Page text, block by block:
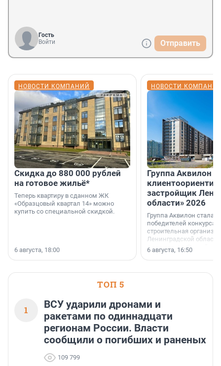
Гость
Войти
Отправить
НОВОСТИ КОМПАНИЙ
Скидка до 880 000 рублей
на готовое жильё*
Теперь квартиру в сданном ЖК
«Образцовый квартал 14» можно
купить со специальной скидкой.
6 августа, 18:00
НОВОСТИ
Группа Аквилон
застройщик
области» 2026
Группа Аквилон стала
победителей конкурса
строительная
Ленинградской области
номинации «Самый
застройщик
области».
6 августа, 16:50
ТОП 5
1
ВСУ ударили дронами и
ракетами по одиннадцати
регионам России. Власти
сообщили о погибших и раненых
109 799